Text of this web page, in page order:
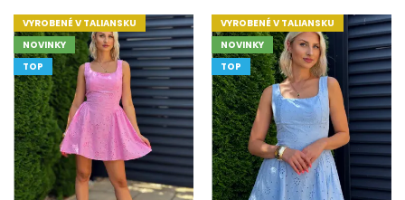
VYROBENÉ V TALIANSKU
NOVINKY
TOP
VYROBENÉ V TALIANSKU
NOVINKY
TOP